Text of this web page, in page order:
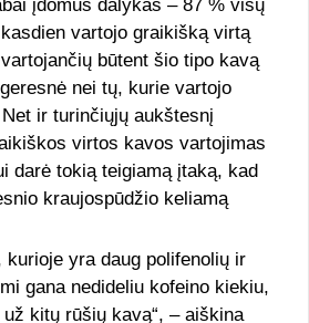
įdomus dalykas – 87 % visų
vartojo graikišką virtą
būtent šio tipo kavą
nei tų, kurie vartojo
ir turinčiųjų aukštesnį
virtos kavos vartojimas
darė tokią teigiamą įtaką, kad
kraujospūdžio keliamą
kurioje yra daug polifenolių ir
gana nedideliu kofeino kiekiu,
kitų rūšių kavą“, – aiškina